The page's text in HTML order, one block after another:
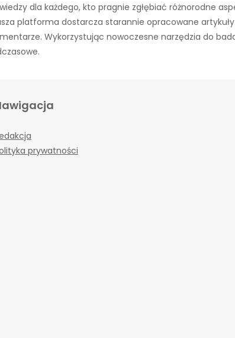
dla każdego, kto pragnie zgłębiać różnorodne
platforma dostarcza starannie opracowane
Wykorzystując nowoczesne narzędzia do
prywatności